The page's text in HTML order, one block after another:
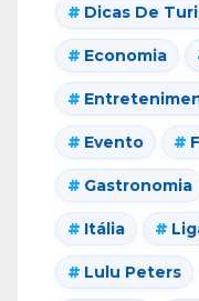
Dicas De
Economia
Evento
Gastronomia
Itália
Lulu Peters